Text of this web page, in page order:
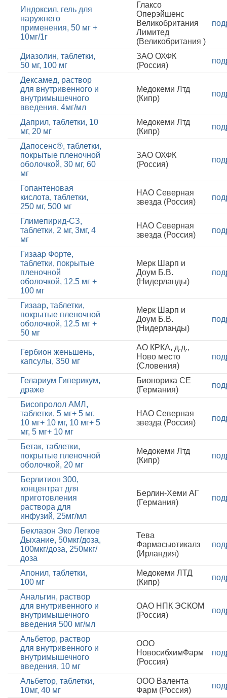
Индоксил, гель для
наружнего
применения, 50 мг +
10мг/1г
Глаксо
Оперэйшенс
Великобритания
Лимитед
(Великобритания )
Диазолин, таблетки,
50 мг, 100 мг
ЗАО ОХФК
(Россия)
Дексамед, раствор
для внутривенного и
внутримышечного
введения, 4мг/мл
Медокеми Лтд
(Кипр)
Даприл, таблетки, 10
мг, 20 мг
Медокеми Лтд
(Кипр)
Дапосенс®, таблетки,
покрытые пленочной
оболочкой, 30 мг, 60
мг
ЗАО ОХФК
(Россия)
Гопантеновая
кислота, таблетки,
250 мг, 500 мг
НАО Северная
звезда (Россия)
Глимепирид-СЗ,
таблетки, 2 мг, 3мг, 4
мг
НАО Северная
звезда (Россия)
Гизаар Форте,
таблетки, покрытые
пленочной
оболочкой, 12.5 мг +
100 мг
Мерк Шарп и
Доум Б.В.
(Нидерланды)
Гизаар, таблетки,
покрытые пленочной
оболочкой, 12.5 мг +
50 мг
Мерк Шарп и
Доум Б.В.
(Нидерланды)
Гербион женьшень,
капсулы, 350 мг
АО КРКА, д.д.,
Ново место
(Словения)
Гелариум Гиперикум,
драже
Бионорика СЕ
(Германия)
Бисопролол АМЛ,
таблетки, 5 мг+ 5 мг,
10 мг+ 10 мг, 10 мг+ 5
мг, 5 мг+ 10 мг
НАО Северная
звезда (Россия)
Бетак, таблетки,
покрытые пленочной
оболочкой, 20 мг
Медокеми Лтд
(Кипр)
Берлитион 300,
концентрат для
приготовления
раствора для
инфузий, 25мг/мл
Берлин-Хеми АГ
(Германия)
Беклазон Эко Легкое
Дыхание, 50мкг/доза,
100мкг/доза, 250мкг/
доза
Тева
Фармасьютикалз
(Ирландия)
Апонил, таблетки,
100 мг
Медокеми ЛТД
(Кипр)
Анальгин, раствор
для внутривенного и
внутримышечного
введения 500 мг/мл
ОАО НПК ЭСКОМ
(Россия)
Альбетор, раствор
для внутривенного и
внутримышечного
введения, 10 мг
ООО
НовосибхимФарм
(Россия)
Альбетор, таблетки,
10мг, 40 мг
ООО Валента
Фарм (Россия)